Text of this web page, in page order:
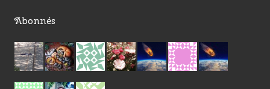
Abonnés